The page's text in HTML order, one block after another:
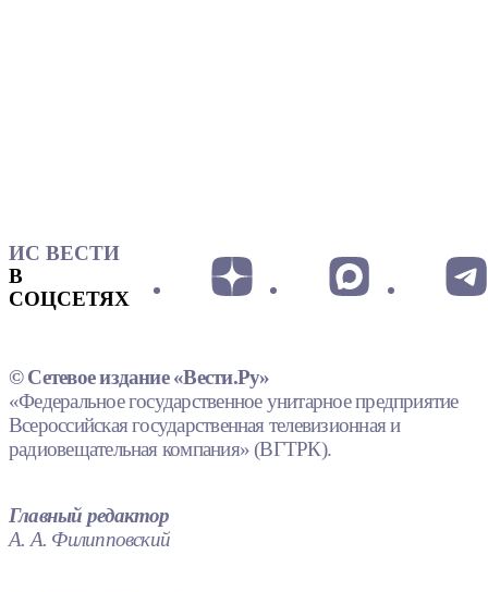
ИС ВЕСТИ
В
СОЦСЕТЯХ
© Сетевое издание «Вести.Ру»
«Федеральное государственное унитарное предприятие
Всероссийская государственная телевизионная и
радиовещательная компания» (ВГТРК).
Главный редактор
А. А. Филипповский